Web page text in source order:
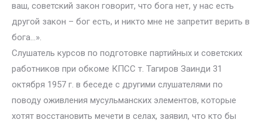
ваш, советский закон говорит, что бога нет, у нас есть
другой закон – бог есть, и никто мне не запретит верить в
бога…».
Слушатель курсов по подготовке партийных и советских
работников при обкоме КПСС т. Тагиров Заинди 31
октября 1957 г. в беседе с другими слушателями по
поводу оживления мусульманских элементов, которые
хотят восстановить мечети в селах, заявил, что кто бы